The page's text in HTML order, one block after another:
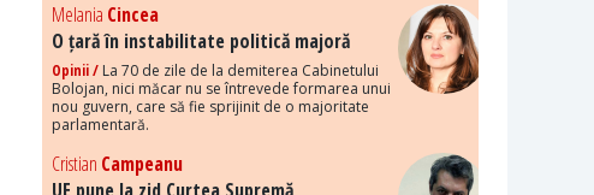
Melania Cincea
O țară în instabilitate politică majoră
Opinii / La 70 de zile de la demiterea Cabinetului
Bolojan, nici măcar nu se întrevede formarea unui
nou guvern, care să fie sprijinit de o majoritate
parlamentară.
Cristian Campeanu